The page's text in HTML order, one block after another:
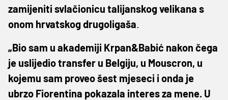
zamijeniti svlačionicu talijanskog velikana s
onom hrvatskog drugoligaša.
„Bio sam u akademiji Krpan&Babić nakon čega
je uslijedio transfer u Belgiju, u Mouscron, u
kojemu sam proveo šest mjeseci i onda je
ubrzo Fiorentina pokazala interes za mene. U